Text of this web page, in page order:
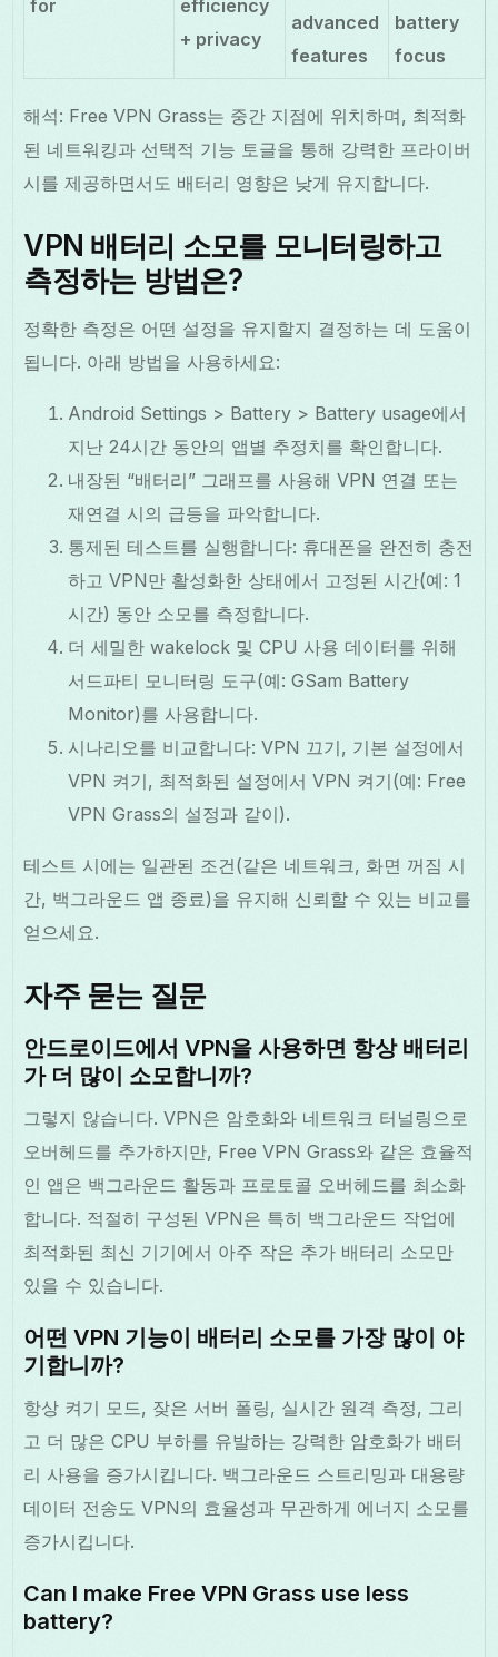
for
efficiency
+ privacy
advanced
features
battery
focus
해석: Free VPN Grass는 중간 지점에 위치하며, 최적화
된 네트워킹과 선택적 기능 토글을 통해 강력한 프라이버
시를 제공하면서도 배터리 영향은 낮게 유지합니다.
VPN 배터리 소모를 모니터링하고
측정하는 방법은?
정확한 측정은 어떤 설정을 유지할지 결정하는 데 도움이
됩니다. 아래 방법을 사용하세요:
Android Settings > Battery > Battery usage에서
지난 24시간 동안의 앱별 추정치를 확인합니다.
내장된 “배터리” 그래프를 사용해 VPN 연결 또는
재연결 시의 급등을 파악합니다.
통제된 테스트를 실행합니다: 휴대폰을 완전히 충전
하고 VPN만 활성화한 상태에서 고정된 시간(예: 1
시간) 동안 소모를 측정합니다.
더 세밀한 wakelock 및 CPU 사용 데이터를 위해
서드파티 모니터링 도구(예: GSam Battery
Monitor)를 사용합니다.
시나리오를 비교합니다: VPN 끄기, 기본 설정에서
VPN 켜기, 최적화된 설정에서 VPN 켜기(예: Free
VPN Grass의 설정과 같이).
테스트 시에는 일관된 조건(같은 네트워크, 화면 꺼짐 시
간, 백그라운드 앱 종료)을 유지해 신뢰할 수 있는 비교를
얻으세요.
자주 묻는 질문
안드로이드에서 VPN을 사용하면 항상 배터리
가 더 많이 소모합니까?
그렇지 않습니다. VPN은 암호화와 네트워크 터널링으로
오버헤드를 추가하지만, Free VPN Grass와 같은 효율적
인 앱은 백그라운드 활동과 프로토콜 오버헤드를 최소화
합니다. 적절히 구성된 VPN은 특히 백그라운드 작업에
최적화된 최신 기기에서 아주 작은 추가 배터리 소모만
있을 수 있습니다.
어떤 VPN 기능이 배터리 소모를 가장 많이 야
기합니까?
항상 켜기 모드, 잦은 서버 폴링, 실시간 원격 측정, 그리
고 더 많은 CPU 부하를 유발하는 강력한 암호화가 배터
리 사용을 증가시킵니다. 백그라운드 스트리밍과 대용량
데이터 전송도 VPN의 효율성과 무관하게 에너지 소모를
증가시킵니다.
Can I make Free VPN Grass use less
battery?